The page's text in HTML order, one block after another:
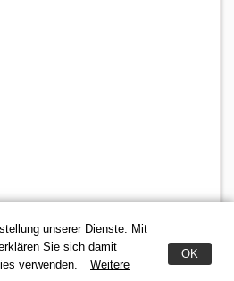
unserer Dienste. Mit
Sie sich damit
verwenden.
Weitere
OK